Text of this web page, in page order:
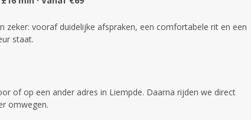
zeker: vooraf duidelijke afspraken, een comfortabele rit en een
staat.
of op een ander adres in Liempde. Daarna rijden we direct
omwegen.